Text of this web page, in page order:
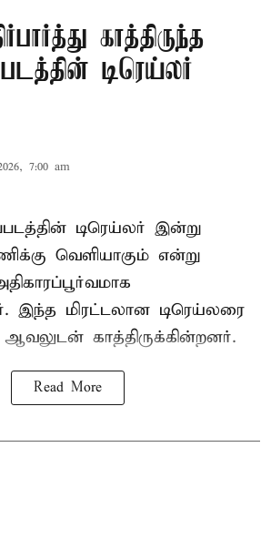
காத்திருந்த
டிரெய்லர்
7:00 am
டிரெய்லர் இன்று
வெளியாகும் என்று
இந்த மிரட்டலான டிரெய்லரை
காத்திருக்கின்றனர்.
Read More